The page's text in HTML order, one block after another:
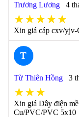
Trương Lương 4
★★★★★
Xin giá cáp cxv/
T
Từ Thiên Hồng 3
★★★
Xin giá Dây điện
Cu/PVC/PVC 5x10